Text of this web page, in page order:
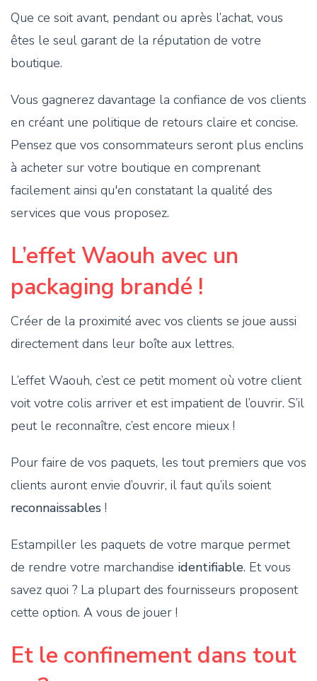
Que ce soit avant, pendant ou après l’achat, vous
êtes le seul garant de la réputation de votre
boutique.
Vous gagnerez davantage la confiance de vos clients
en créant une politique de retours claire et concise.
Pensez que vos consommateurs seront plus enclins
à acheter sur votre boutique en comprenant
facilement ainsi qu'en constatant la qualité des
services que vous proposez.
L’effet Waouh avec un
packaging brandé !
Créer de la proximité avec vos clients se joue aussi
directement dans leur boîte aux lettres.
L’effet Waouh, c’est ce petit moment où votre client
voit votre colis arriver et est impatient de l’ouvrir. S’il
peut le reconnaître, c’est encore mieux !
Pour faire de vos paquets, les tout premiers que vos
clients auront envie d’ouvrir, il faut qu’ils soient
reconnaissables !
Estampiller les paquets de votre marque permet
de rendre votre marchandise identifiable. Et vous
savez quoi ? La plupart des fournisseurs proposent
cette option. A vous de jouer !
Et le confinement dans tout